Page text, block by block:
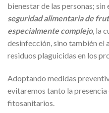
bienestar de las personas; sin
seguridad alimentaria de
especialmente complejo, la
desinfección, sino también el
residuos plaguicidas en los
Adoptando medidas
evitaremos tanto la
fitosanitarios.